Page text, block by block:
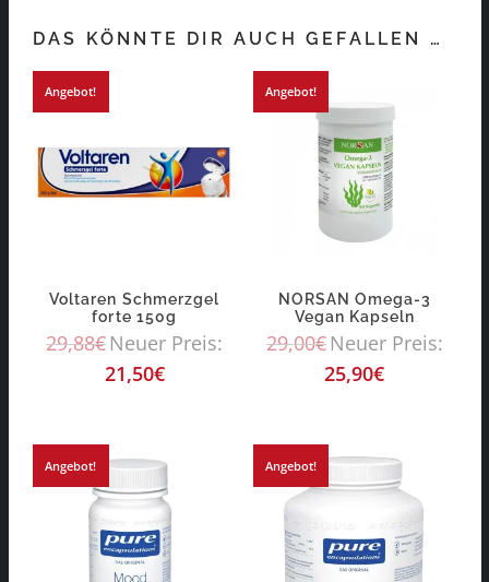
DAS KÖNNTE DIR AUCH GEFALLEN …
Angebot!
Voltaren Schmerzgel
forte 150g
29,88€Neuer Preis:
21,50€
Angebot!
NORSAN Omega-3
Vegan Kapseln
29,00€Neuer Preis:
25,90€
Angebot! Angebot!